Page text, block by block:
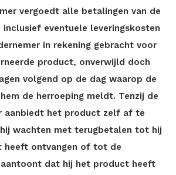
vergoedt alle betalingen van de
inclusief eventuele leveringskosten
in rekening gebracht voor
product, onverwijld doch
volgend op de dag waarop de
de herroeping meldt. Tenzij de
aanbiedt het product zelf af te
wachten met terugbetalen tot hij
heeft ontvangen of tot de
aantoont dat hij het product heeft